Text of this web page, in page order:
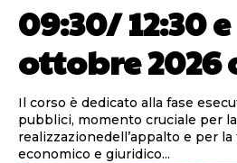
09:30/ 12:30 e
ottobre 2026
Il corso è dedicato alla fase
pubblici, momento cruciale per
realizzazionedell’appalto e per
economico e giuridico...